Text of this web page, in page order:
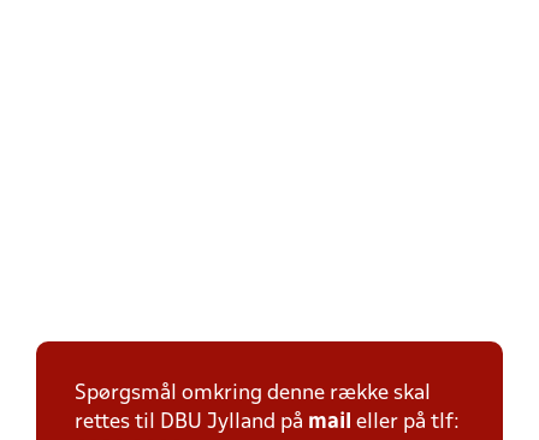
Spørgsmål omkring denne række skal
rettes til DBU Jylland på mail eller på tlf: